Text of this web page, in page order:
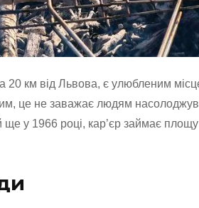
км від Львова, є улюбленим
це не заважає людям
ще у 1966 році, кар’єр займає